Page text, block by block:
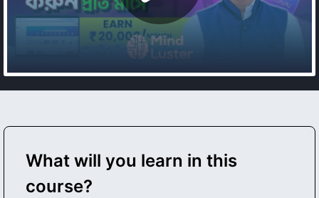
What will you learn in this
course?